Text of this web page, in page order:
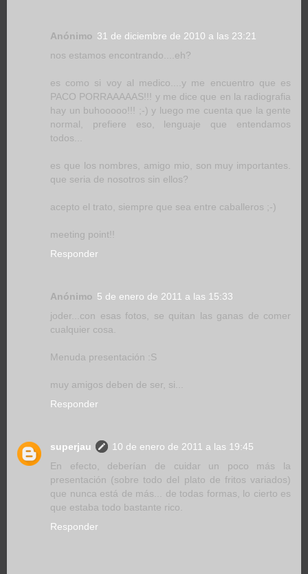
Anónimo 31 de diciembre de 2010 a las 23:21
nos estamos encontrando....eh?
es como si voy al medico....y me encuentro que es
PACO PORRAAAAAS!!! y me dice que en la radiografia
hay un buhooooo!!! ;-) y luego me cuenta que la gente
normal, prefiere eso, lenguaje que entendamos
todos...
es que los nombres, amigo mio, son muy importantes.
que seria de nosotros sin ellos?
acepto el trato, siempre que sea entre caballeros ;-)
meeting point!!
Responder
Anónimo 5 de enero de 2011 a las 15:33
joder...con esas fotos, se quitan las ganas de comer
cualquier cosa.
Menuda presentación :S
muy amigos deben de ser, si...
Responder
superjau
10 de enero de 2011 a las 19:45
En efecto, deberían de cuidar un poco más la
presentación (sobre todo del plato de fritos variados)
que nunca está de más... de todas formas, lo cierto es
que estaba todo bastante rico.
Responder